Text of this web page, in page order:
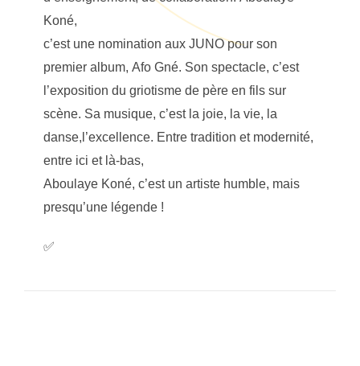
Koné,
c’est une nomination aux JUNO pour son
premier album, Afo Gné. Son spectacle, c’est
l’exposition du griotisme de père en fils sur
scène. Sa musique, c’est la joie, la vie, la
danse,l’excellence. Entre tradition et modernité,
entre ici et là-bas,
Aboulaye Koné, c’est un artiste humble, mais
presqu’une légende !
✅